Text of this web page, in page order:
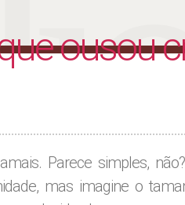
ousou
Parece simples,
mas imagine o